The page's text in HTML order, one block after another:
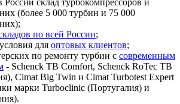
(более 5 000 турбин и 75 000
по всей России;
для оптовых клиентов;
по ремонту турбин с современным
- Schenck TB Comfort, Schenck RoTec TB
Cimat Big Twin и Cimat Turbotest Expert
марки Turboclinic (Португалия) и